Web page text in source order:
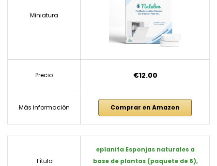
Miniatura
Precio €12.00
Más información Comprar en Amazon
Título
eplanita Esponjas naturales a
base de plantas (paquete de 6),